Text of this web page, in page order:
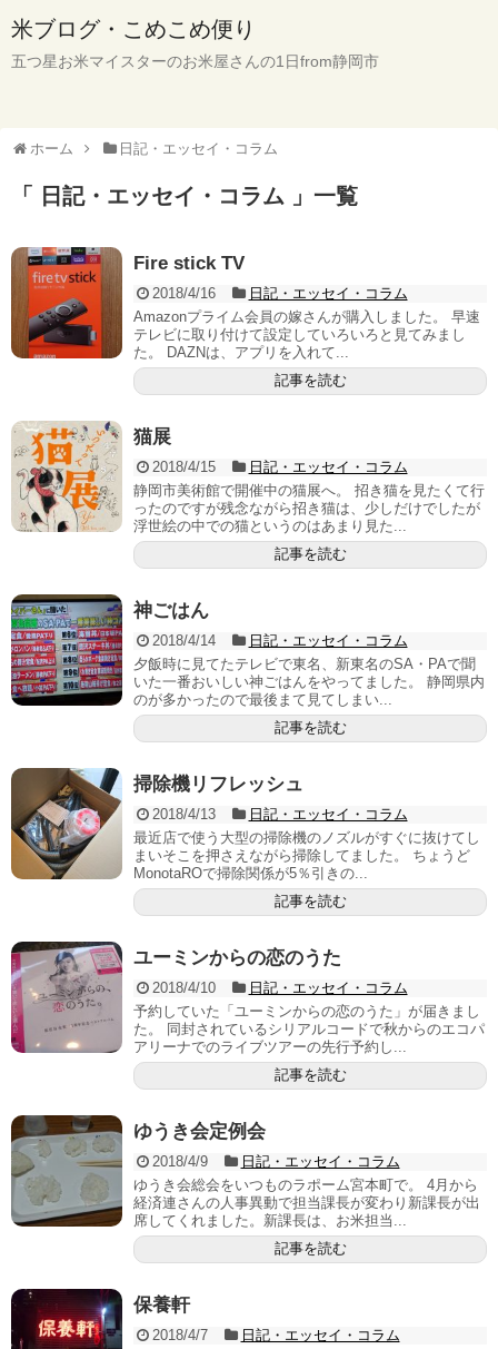
米ブログ・こめこめ便り
五つ星お米マイスターのお米屋さんの1日from静岡市
ホーム 日記・エッセイ・コラム
「 日記・エッセイ・コラム 」一覧
Fire stick TV
2018/4/16
日記・エッセイ・コラム
Amazonプライム会員の嫁さんが購入しました。 早速
テレビに取り付けて設定していろいろと見てみまし
た。 DAZNは、アプリを入れて...
記事を読む
猫展
2018/4/15
日記・エッセイ・コラム
静岡市美術館で開催中の猫展へ。 招き猫を見たくて行
ったのですが残念ながら招き猫は、少しだけでしたが
浮世絵の中での猫というのはあまり見た...
記事を読む
神ごはん
2018/4/14
日記・エッセイ・コラム
夕飯時に見てたテレビで東名、新東名のSA・PAで聞
いた一番おいしい神ごはんをやってました。 静岡県内
のが多かったので最後まて見てしまい...
記事を読む
掃除機リフレッシュ
2018/4/13
日記・エッセイ・コラム
最近店で使う大型の掃除機のノズルがすぐに抜けてし
まいそこを押さえながら掃除してました。 ちょうど
MonotaROで掃除関係が5％引きの...
記事を読む
ユーミンからの恋のうた
2018/4/10
日記・エッセイ・コラム
予約していた「ユーミンからの恋のうた」が届きまし
た。 同封されているシリアルコードで秋からのエコパ
アリーナでのライブツアーの先行予約し...
記事を読む
ゆうき会定例会
2018/4/9
日記・エッセイ・コラム
ゆうき会総会をいつものラポーム宮本町で。 4月から
経済連さんの人事異動で担当課長が変わり新課長が出
席してくれました。新課長は、お米担当...
記事を読む
保養軒
2018/4/7
日記・エッセイ・コラム